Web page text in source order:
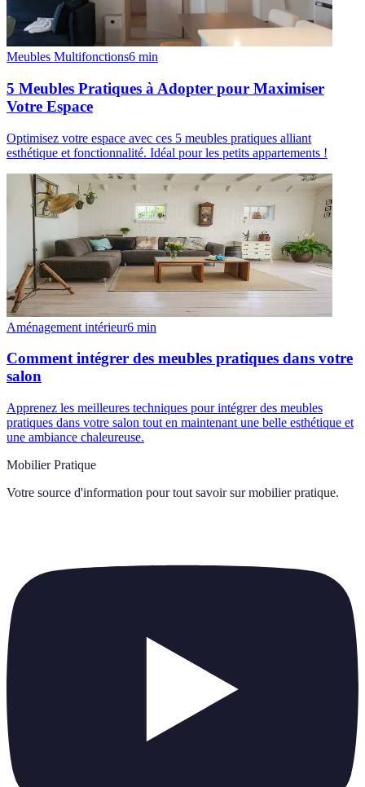
Meubles Multifonctions6 min
5 Meubles Pratiques à Adopter pour Maximiser
Votre Espace
Optimisez votre espace avec ces 5 meubles pratiques alliant
esthétique et fonctionnalité. Idéal pour les petits appartements !
Aménagement intérieur6 min
Comment intégrer des meubles pratiques dans votre
salon
Apprenez les meilleures techniques pour intégrer des meubles
pratiques dans votre salon tout en maintenant une belle esthétique et
une ambiance chaleureuse.
Mobilier Pratique
Votre source d'information pour tout savoir sur mobilier pratique.